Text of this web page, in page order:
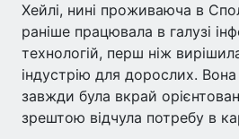
Хейлі, нині проживаюча в
раніше працювала в галузі
технологій, перш ніж
індустрію для дорослих.
завжди була вкрай
зрештою відчула потребу в